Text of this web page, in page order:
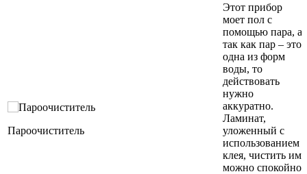
Пароочиститель
Этот прибор
моет пол с
помощью пара, а
так как пар – это
одна из форм
воды, то
действовать
нужно
аккуратно.
Ламинат,
уложенный с
использованием
клея, чистить им
можно спокойно.